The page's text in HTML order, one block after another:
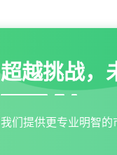
超越挑战，
我们提供更专业明智的